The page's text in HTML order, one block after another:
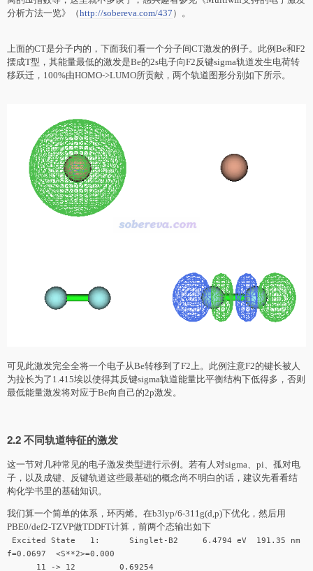
分析方法一览》（http://sobereva.com/437 ）。
上面的CT是分子内的，下面我们看一个分子间CT激发的例子。此例Be和F2
摆成T型，其能量最低的激发是Be的2s电子向F2反键sigma轨道发生电荷转
移跃迁，100%由HOMO->LUMO所贡献，两个轨道图形分别如下所示。
可见此激发完全全将一个电子从Be转移到了F2上。此例注意F2的键长被人
为拉长为了1.415埃以使得其反键sigma轨道能量比平衡结构下低得多，否则
最低能量激发将对应于Be向自己的2p激发。
2.2 不同轨道特征的激发
这一节对几种常见的电子激发类型进行示例。若有人对sigma、pi、孤对电
子，以及成键、反键轨道这些最基础的概念尚不明白的话，建议先看看结
构化学书里的基础知识。
我们算一个简单的体系，环丙烯。在b3lyp/6-311g(d,p)下优化，然后用
PBE0/def2-TZVP做TDDFT计算，前两个态输出如下
Excited State 1: Singlet-B2 6.4794 eV 191.35 nm
f=0.0697 <S**2>=0.000
11 -> 12 0.69254